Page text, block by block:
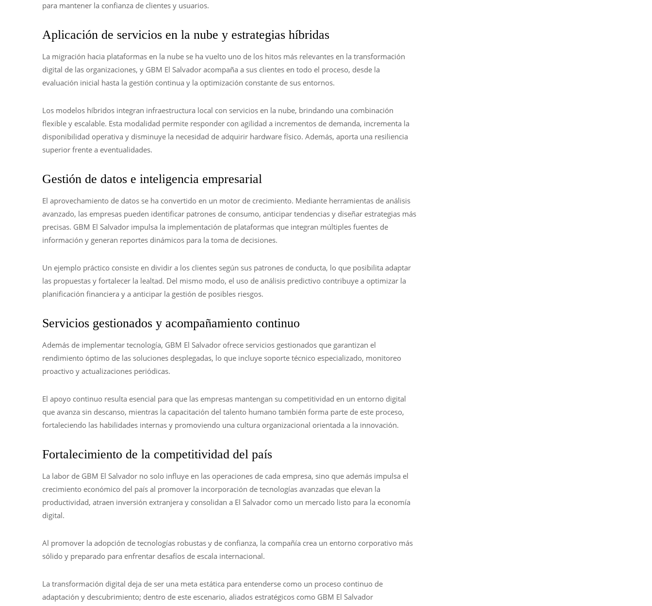
para mantener la confianza de clientes y usuarios.
Aplicación de servicios en la nube y estrategias híbridas
La migración hacia plataformas en la nube se ha vuelto uno de los hitos más relevantes en la transformación
digital de las organizaciones, y GBM El Salvador acompaña a sus clientes en todo el proceso, desde la
evaluación inicial hasta la gestión continua y la optimización constante de sus entornos.
Los modelos híbridos integran infraestructura local con servicios en la nube, brindando una combinación
flexible y escalable. Esta modalidad permite responder con agilidad a incrementos de demanda, incrementa la
disponibilidad operativa y disminuye la necesidad de adquirir hardware físico. Además, aporta una resiliencia
superior frente a eventualidades.
Gestión de datos e inteligencia empresarial
El aprovechamiento de datos se ha convertido en un motor de crecimiento. Mediante herramientas de análisis
avanzado, las empresas pueden identificar patrones de consumo, anticipar tendencias y diseñar estrategias más
precisas. GBM El Salvador impulsa la implementación de plataformas que integran múltiples fuentes de
información y generan reportes dinámicos para la toma de decisiones.
Un ejemplo práctico consiste en dividir a los clientes según sus patrones de conducta, lo que posibilita adaptar
las propuestas y fortalecer la lealtad. Del mismo modo, el uso de análisis predictivo contribuye a optimizar la
planificación financiera y a anticipar la gestión de posibles riesgos.
Servicios gestionados y acompañamiento continuo
Además de implementar tecnología, GBM El Salvador ofrece servicios gestionados que garantizan el
rendimiento óptimo de las soluciones desplegadas, lo que incluye soporte técnico especializado, monitoreo
proactivo y actualizaciones periódicas.
El apoyo continuo resulta esencial para que las empresas mantengan su competitividad en un entorno digital
que avanza sin descanso, mientras la capacitación del talento humano también forma parte de este proceso,
fortaleciendo las habilidades internas y promoviendo una cultura organizacional orientada a la innovación.
Fortalecimiento de la competitividad del país
La labor de GBM El Salvador no solo influye en las operaciones de cada empresa, sino que además impulsa el
crecimiento económico del país al promover la incorporación de tecnologías avanzadas que elevan la
productividad, atraen inversión extranjera y consolidan a El Salvador como un mercado listo para la economía
digital.
Al promover la adopción de tecnologías robustas y de confianza, la compañía crea un entorno corporativo más
sólido y preparado para enfrentar desafíos de escala internacional.
La transformación digital deja de ser una meta estática para entenderse como un proceso continuo de
adaptación y descubrimiento; dentro de este escenario, aliados estratégicos como GBM El Salvador